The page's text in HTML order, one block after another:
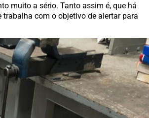
muito a sério. Tanto assim é, que há
com o objetivo de alertar para